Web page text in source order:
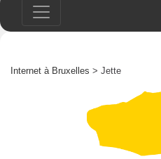
Internet à Bruxelles > Jette